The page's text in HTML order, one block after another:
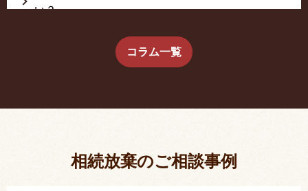
い？
生前に相続放棄すると約束した念書は有効か？
コラム一覧
相続放棄のご相談事例